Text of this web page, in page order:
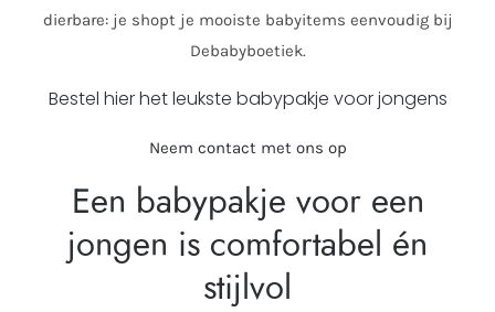
dierbare: je shopt je mooiste babyitems eenvoudig bij
Debabyboetiek.
Bestel hier het leukste babypakje voor jongens
Neem contact met ons op
Een babypakje voor een
jongen is comfortabel én
stijlvol